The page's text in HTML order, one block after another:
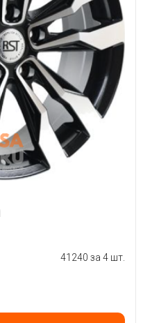
41240 за 4 шт.